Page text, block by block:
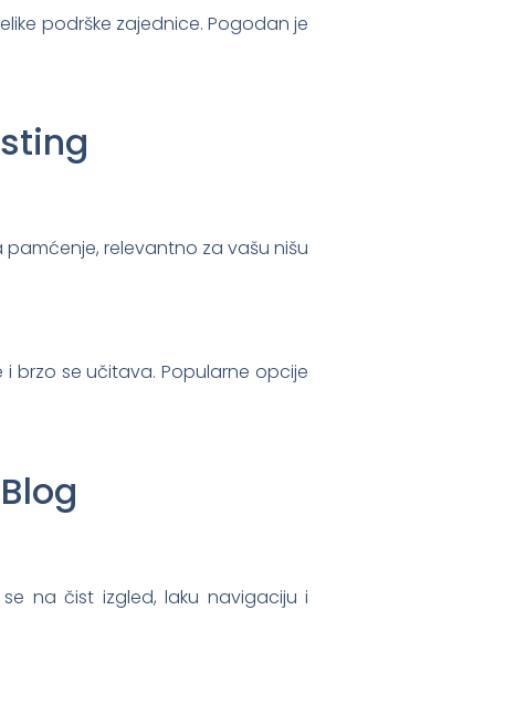
podrške zajednice. Pogodan je
relevantno za vašu nišu
brzo se učitava. Popularne opcije
na čist izgled, laku navigaciju i